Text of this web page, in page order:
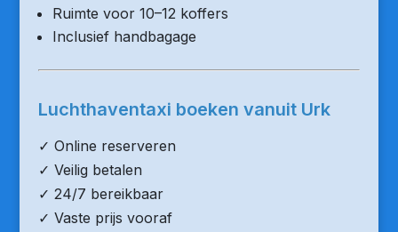
Ruimte voor 10–12 koffers
Inclusief handbagage
Luchthaventaxi boeken vanuit Urk
✓ Online reserveren
✓ Veilig betalen
✓ 24/7 bereikbaar
✓ Vaste prijs vooraf